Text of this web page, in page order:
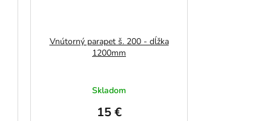
Vnútorný parapet š. 200 - dĺžka
1200mm
Skladom
15 €